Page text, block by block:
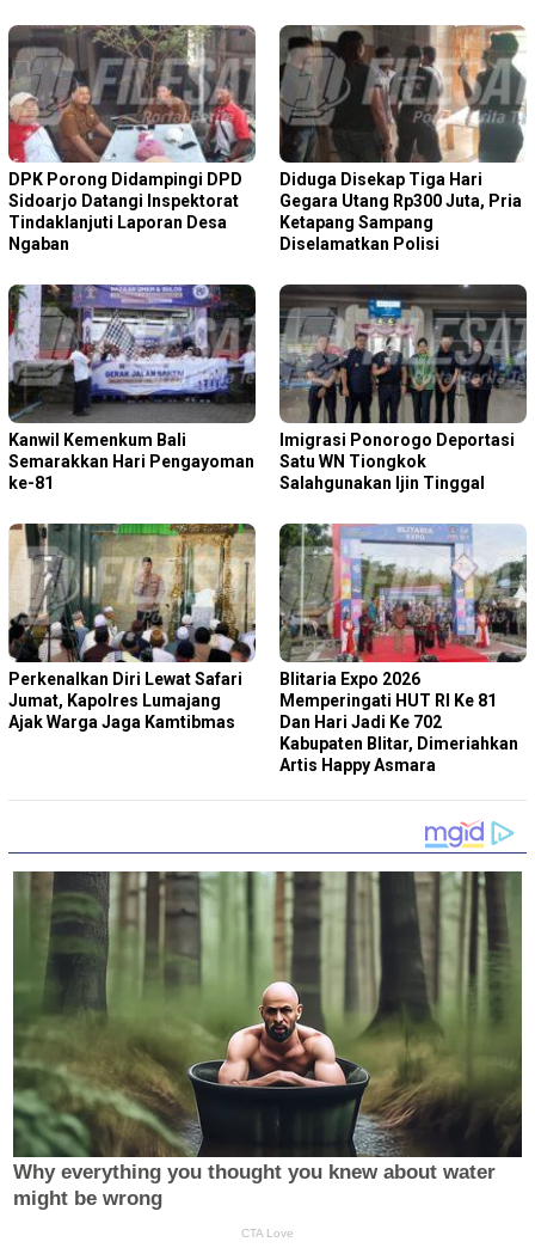
DPK Porong Didampingi DPD
Sidoarjo Datangi Inspektorat
Tindaklanjuti Laporan Desa
Ngaban
Diduga Disekap Tiga Hari
Gegara Utang Rp300 Juta, Pria
Ketapang Sampang
Diselamatkan Polisi
Kanwil Kemenkum Bali
Semarakkan Hari Pengayoman
ke-81
Imigrasi Ponorogo Deportasi
Satu WN Tiongkok
Salahgunakan Ijin Tinggal
Perkenalkan Diri Lewat Safari
Jumat, Kapolres Lumajang
Ajak Warga Jaga Kamtibmas
Blitaria Expo 2026
Memperingati HUT RI Ke 81
Dan Hari Jadi Ke 702
Kabupaten Blitar, Dimeriahkan
Artis Happy Asmara